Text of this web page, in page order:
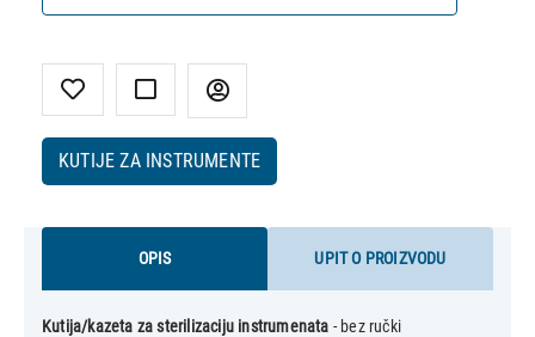
KUTIJE ZA INSTRUMENTE
OPIS UPIT O PROIZVODU
Kutija/kazeta za sterilizaciju instrumenata - bez ručki